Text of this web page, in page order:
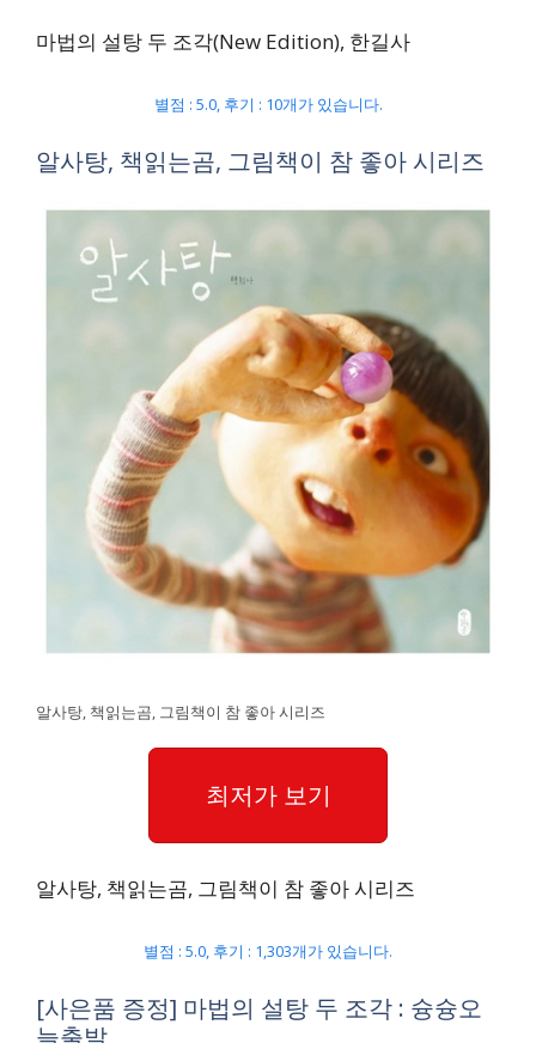
마법의 설탕 두 조각(New Edition), 한길사
별점 : 5.0, 후기 : 10개가 있습니다.
알사탕, 책읽는곰, 그림책이 참 좋아 시리즈
알사탕, 책읽는곰, 그림책이 참 좋아 시리즈
최저가 보기
알사탕, 책읽는곰, 그림책이 참 좋아 시리즈
별점 : 5.0, 후기 : 1,303개가 있습니다.
[사은품 증정] 마법의 설탕 두 조각 : 슝슝오
늘출발